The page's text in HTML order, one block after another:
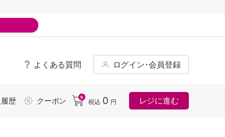
よくある質問 ログイン･会員登録
歴 クーポン 0
税込 0 円 レジに進む